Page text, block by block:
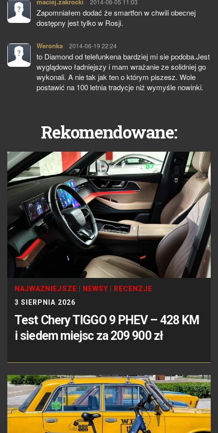
2014-06-05 11:03
Zapomniałem dodać że smartfon w chwili obecnej
dostępny jest tylko w Rosji.
Weronka pisze:
2014-06-19 22:24
to Diamond od telefunkena bardziej mi sie podoba.Jest
wyglądowo ładniejszy i mam wrażanie ze solidniej go
wykonali. A nie tak jak ten o którym piszesz. Wole
postawić na 100 letnia tradycje niż wymyśle nowinki.
Rekomendowane:
NAJWAŻNIEJSZE NEWSY
RECENZJE
3 SIERPNIA 2026
Test Chery TIGGO 9 PHEV – 428 KM
i siedem miejsc za 209 900 zł